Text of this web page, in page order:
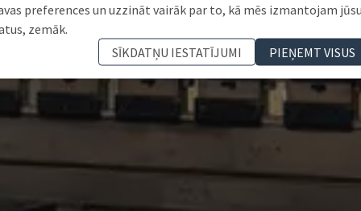
preferences un uzzināt vairāk par to, kā mēs izmantojam
zemāk.
SĪKDATŅU IESTATĪJUMI
PIEŅEMT VISUS